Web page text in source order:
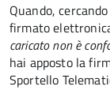
Quando,
firmato
caricato non è
hai apposto la
Sportello